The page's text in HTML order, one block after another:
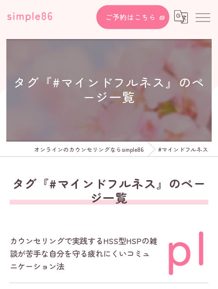
ご予約はこちら
タグ『#マインドフルネス』のペ
ージ一覧
オンラインのカウンセリングならsimple86 #マインドフルネス
タグ『#マインドフルネス』のペー
ジ一覧
カウンセリングで実践するHSS型HSPの雑
談が苦手な自分を守る疲れにくいコミュ
ニケーション法